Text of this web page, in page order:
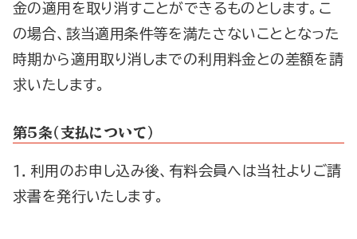
金の適用を取り消すことができるものとします。こ
の場合、該当適用条件等を満たさないこととなった
時期から適用取り消しまでの利用料金との差額を請
求いたします。
第５条（支払について）
１．利用のお申し込み後、有料会員へは当社よりご請
求書を発行いたします。